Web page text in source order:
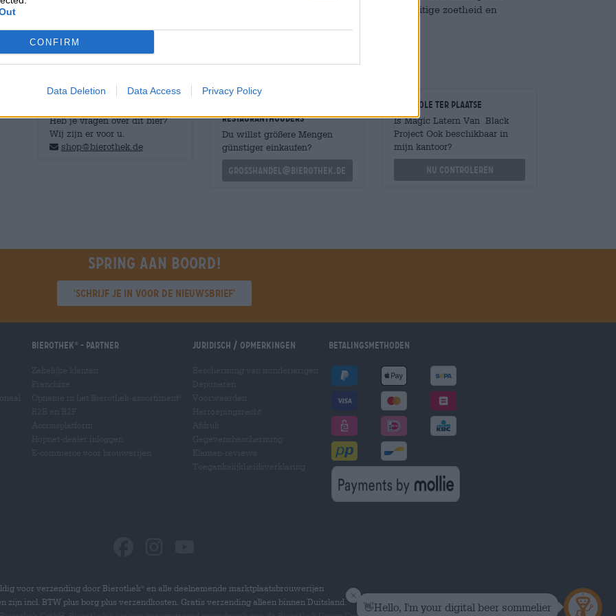
CONFIRM
Data Deletion Data Access Privacy Policy
zout geeft het bier een interessante twist en balanceert op elegante wijze de fruitige zoetheid en
Heb je vragen over dit bier?
Wij zijn er voor u.
shop@bierothek.de
restauranthouders
Du willst größere Mengen
günstiger einkaufen?
grosshandel@bierothek.de
Controle ter plaatse
Is Magic Latern Van Black
Project Ook beschikbaar in
mijn kantoor?
Nu controleren
Spring aan boord!
'Schrijf je in voor de nieuwsbrief'
Bierothek - Partner Juridisch / Opmerkingen Betalingsmethoden
voor verzending door Bierothek
en alle deelnemende marktplaatsbrouwerijen
zijn incl. BTW plus borg plus verzendkosten. Gratis verzending alleen binnen Duitsland.